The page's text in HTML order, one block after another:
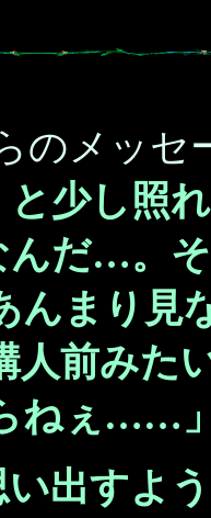
のメッセ
と少し照
んだ…。
んまり見
人前みた
ねぇ……
出すよ